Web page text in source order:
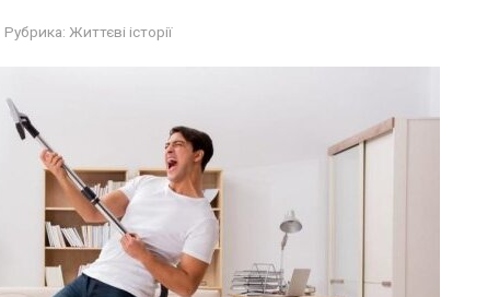
Рубрика: Життєві історії